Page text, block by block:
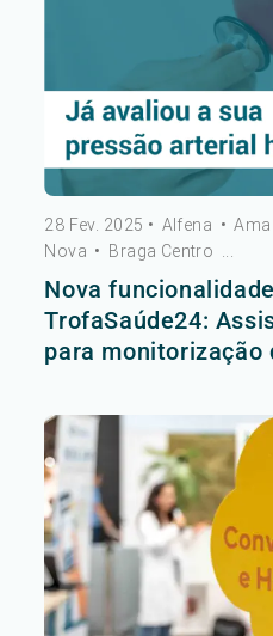
28 Fev. 2025 • Alfena •
Nova • Braga Centro ...
Nova
TrofaSaúde24:
para monitorização